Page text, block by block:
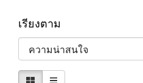
เรียงตาม